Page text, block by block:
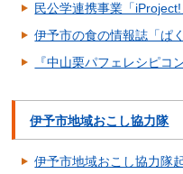
民公学連携事業「
伊予市の食の情報誌「ぱ
『中山栗パフェレシピ
伊予市地域おこし協力隊
伊予市地域おこし協力隊